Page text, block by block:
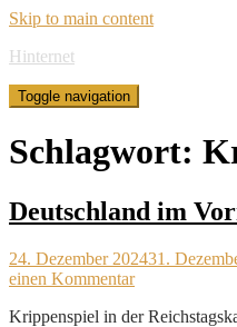
Skip to main content
Hinternet
Toggle navigation
Schlagwort:
Deutschland im
24. Dezember 202431.
einen Kommentar
Krippenspiel in der